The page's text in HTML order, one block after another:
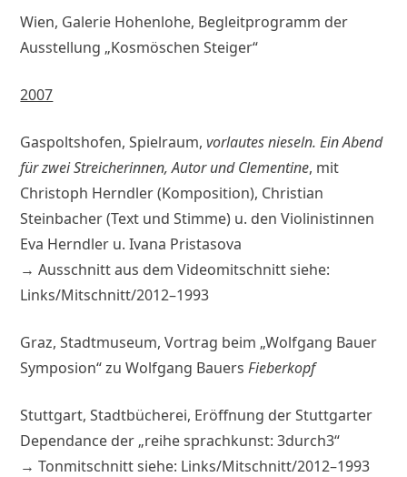
Wien, Galerie Hohenlohe, Begleitprogramm der
Ausstellung „Kosmöschen Steiger“
2007
Gaspoltshofen, Spielraum,vorlautes nieseln. Ein Abend
für zwei Streicherinnen, Autor und Clementine, mit
Christoph Herndler (Komposition), Christian
Steinbacher (Text und Stimme) u. den Violinistinnen
Eva Herndler u. Ivana Pristasova
→ Ausschnitt aus dem Videomitschnitt siehe:
Links/Mitschnitt/2012–1993
Graz, Stadtmuseum, Vortrag beim „Wolfgang Bauer
Symposion“ zu Wolfgang BauersFieberkopf
Stuttgart, Stadtbücherei, Eröffnung der Stuttgarter
Dependance der „reihe sprachkunst: 3durch3“
→ Tonmitschnitt siehe: Links/Mitschnitt/2012–1993